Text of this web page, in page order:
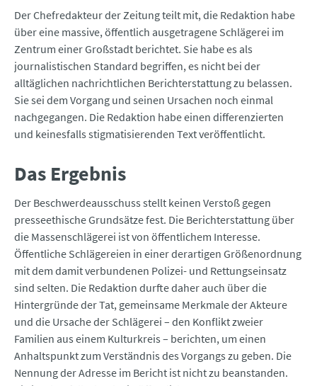
Der Chefredakteur der Zeitung teilt mit, die Redaktion habe
über eine massive, öffentlich ausgetragene Schlägerei im
Zentrum einer Großstadt berichtet. Sie habe es als
journalistischen Standard begriffen, es nicht bei der
alltäglichen nachrichtlichen Berichterstattung zu belassen.
Sie sei dem Vorgang und seinen Ursachen noch einmal
nachgegangen. Die Redaktion habe einen differenzierten
und keinesfalls stigmatisierenden Text veröffentlicht.
Das Ergebnis
Der Beschwerdeausschuss stellt keinen Verstoß gegen
presseethische Grundsätze fest. Die Berichterstattung über
die Massenschlägerei ist von öffentlichem Interesse.
Öffentliche Schlägereien in einer derartigen Größenordnung
mit dem damit verbundenen Polizei- und Rettungseinsatz
sind selten. Die Redaktion durfte daher auch über die
Hintergründe der Tat, gemeinsame Merkmale der Akteure
und die Ursache der Schlägerei – den Konflikt zweier
Familien aus einem Kulturkreis – berichten, um einen
Anhaltspunkt zum Verständnis des Vorgangs zu geben. Die
Nennung der Adresse im Bericht ist nicht zu beanstanden.